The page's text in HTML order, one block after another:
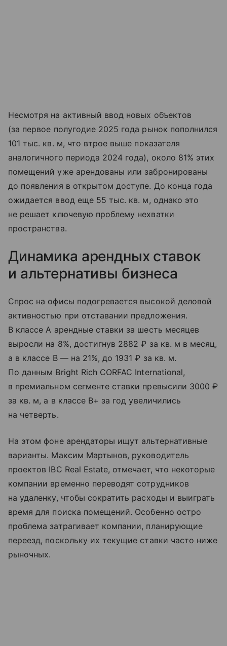
Несмотря на активный ввод новых объектов
(за первое полугодие 2025 года рынок пополнился
101 тыс. кв. м, что втрое выше показателя
аналогичного периода 2024 года), около 81% этих
помещений уже арендованы или забронированы
до появления в открытом доступе. До конца года
ожидается ввод еще 55 тыс. кв. м, однако это
не решает ключевую проблему нехватки
пространства.
Динамика арендных ставок
и альтернативы бизнеса
Спрос на офисы подогревается высокой деловой
активностью при отставании предложения.
В классе A арендные ставки за шесть месяцев
выросли на 8%, достигнув 2882 ₽ за кв. м в месяц,
а в классе B — на 21%, до 1931 ₽ за кв. м.
По данным Bright Rich CORFAC International,
в премиальном сегменте ставки превысили 3000 ₽
за кв. м, а в классе B+ за год увеличились
на четверть.
На этом фоне арендаторы ищут альтернативные
варианты. Максим Мартынов, руководитель
проектов IBC Real Estate, отмечает, что некоторые
компании временно переводят сотрудников
на удаленку, чтобы сократить расходы и выиграть
время для поиска помещений. Особенно остро
проблема затрагивает компании, планирующие
переезд, поскольку их текущие ставки часто ниже
рыночных.